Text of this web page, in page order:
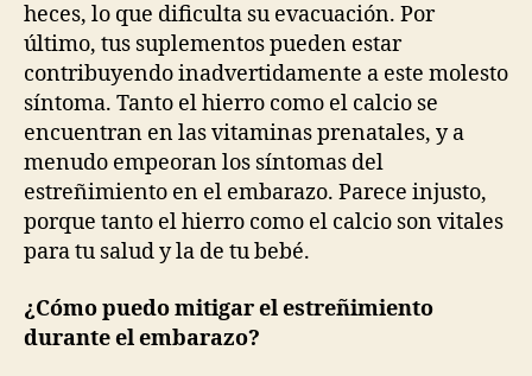
heces, lo que dificulta su evacuación. Por
último, tus suplementos pueden estar
contribuyendo inadvertidamente a este molesto
síntoma. Tanto el hierro como el calcio se
encuentran en las vitaminas prenatales, y a
menudo empeoran los síntomas del
estreñimiento en el embarazo. Parece injusto,
porque tanto el hierro como el calcio son vitales
para tu salud y la de tu bebé.
¿Cómo puedo mitigar el estreñimiento
durante el embarazo?